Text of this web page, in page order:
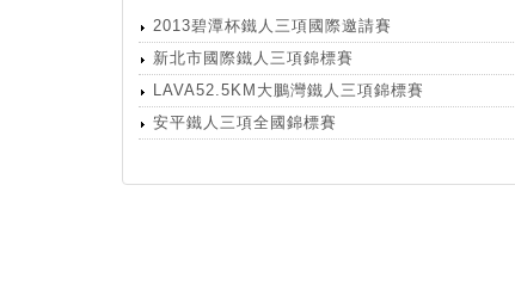
2013碧潭杯鐵人三項國際邀請賽
新北市國際鐵人三項錦標賽
LAVA52.5KM大鵬灣鐵人三項錦標賽
安平鐵人三項全國錦標賽